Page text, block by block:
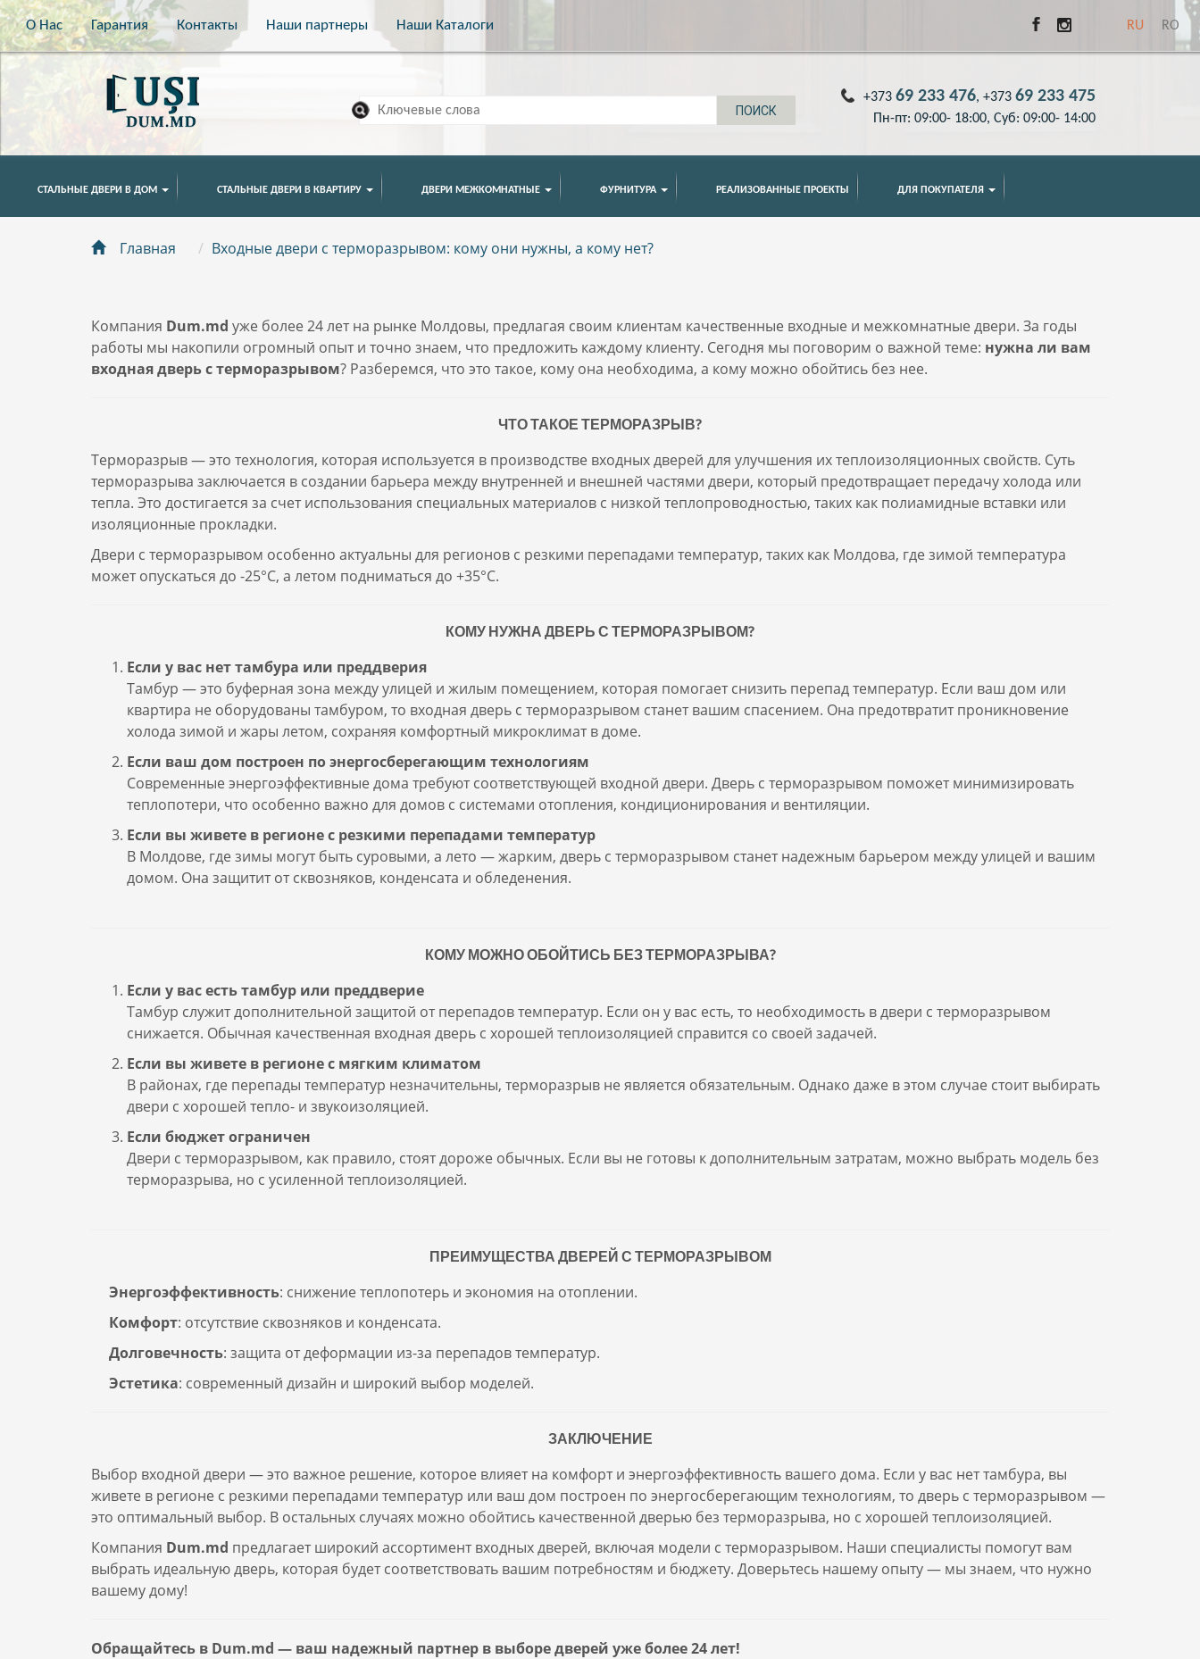
О Нас Гарантия Контакты Наши партнеры Наши Каталоги RU RO
+373 69 233 476, +373 69 233 475
Пн-пт: 09:00- 18:00, Суб: 09:00- 14:00
СТАЛЬНЫЕ ДВЕРИ В ДОМ СТАЛЬНЫЕ ДВЕРИ В КВАРТИРУ ДВЕРИ МЕЖКОМНАТНЫЕ ФУРНИТУРА РЕАЛИЗОВАННЫЕ ПРОЕКТЫ ДЛЯ ПОКУПАТЕЛЯ
Главная Входные двери с терморазрывом: кому они нужны, а кому нет?
Компания Dum.md уже более 24 лет на рынке Молдовы, предлагая своим клиентам качественные входные и межкомнатные двери. За годы
работы мы накопили огромный опыт и точно знаем, что предложить каждому клиенту. Сегодня мы поговорим о важной теме: нужна ли вам
входная дверь с терморазрывом? Разберемся, что это такое, кому она необходима, а кому можно обойтись без нее.
ЧТО ТАКОЕ ТЕРМОРАЗРЫВ?
Терморазрыв — это технология, которая используется в производстве входных дверей для улучшения их теплоизоляционных свойств. Суть
терморазрыва заключается в создании барьера между внутренней и внешней частями двери, который предотвращает передачу холода или
тепла. Это достигается за счет использования специальных материалов с низкой теплопроводностью, таких как полиамидные вставки или
изоляционные прокладки.
Двери с терморазрывом особенно актуальны для регионов с резкими перепадами температур, таких как Молдова, где зимой температура
может опускаться до -25°C, а летом подниматься до +35°C.
КОМУ НУЖНА ДВЕРЬ С ТЕРМОРАЗРЫВОМ?
Если у вас нет тамбура или преддверия
Тамбур — это буферная зона между улицей и жилым помещением, которая помогает снизить перепад температур. Если ваш дом или
квартира не оборудованы тамбуром, то входная дверь с терморазрывом станет вашим спасением. Она предотвратит проникновение
холода зимой и жары летом, сохраняя комфортный микроклимат в доме.
Если ваш дом построен по энергосберегающим технологиям
Современные энергоэффективные дома требуют соответствующей входной двери. Дверь с терморазрывом поможет минимизировать
теплопотери, что особенно важно для домов с системами отопления, кондиционирования и вентиляции.
Если вы живете в регионе с резкими перепадами температур
В Молдове, где зимы могут быть суровыми, а лето — жарким, дверь с терморазрывом станет надежным барьером между улицей и вашим
домом. Она защитит от сквозняков, конденсата и обледенения.
КОМУ МОЖНО ОБОЙТИСЬ БЕЗ ТЕРМОРАЗРЫВА?
Если у вас есть тамбур или преддверие
Тамбур служит дополнительной защитой от перепадов температур. Если он у вас есть, то необходимость в двери с терморазрывом
снижается. Обычная качественная входная дверь с хорошей теплоизоляцией справится со своей задачей.
Если вы живете в регионе с мягким климатом
В районах, где перепады температур незначительны, терморазрыв не является обязательным. Однако даже в этом случае стоит выбирать
двери с хорошей тепло- и звукоизоляцией.
Если бюджет ограничен
Двери с терморазрывом, как правило, стоят дороже обычных. Если вы не готовы к дополнительным затратам, можно выбрать модель без
терморазрыва, но с усиленной теплоизоляцией.
ПРЕИМУЩЕСТВА ДВЕРЕЙ С ТЕРМОРАЗРЫВОМ
Энергоэффективность: снижение теплопотерь и экономия на отоплении.
Комфорт: отсутствие сквозняков и конденсата.
Долговечность: защита от деформации из-за перепадов температур.
Эстетика: современный дизайн и широкий выбор моделей.
ЗАКЛЮЧЕНИЕ
Выбор входной двери — это важное решение, которое влияет на комфорт и энергоэффективность вашего дома. Если у вас нет тамбура, вы
живете в регионе с резкими перепадами температур или ваш дом построен по энергосберегающим технологиям, то дверь с терморазрывом —
это оптимальный выбор. В остальных случаях можно обойтись качественной дверью без терморазрыва, но с хорошей теплоизоляцией.
Компания Dum.md предлагает широкий ассортимент входных дверей, включая модели с терморазрывом. Наши специалисты помогут вам
выбрать идеальную дверь, которая будет соответствовать вашим потребностям и бюджету. Доверьтесь нашему опыту — мы знаем, что нужно
вашему дому!
Обращайтесь в Dum.md — ваш надежный партнер в выборе дверей уже более 24 лет!